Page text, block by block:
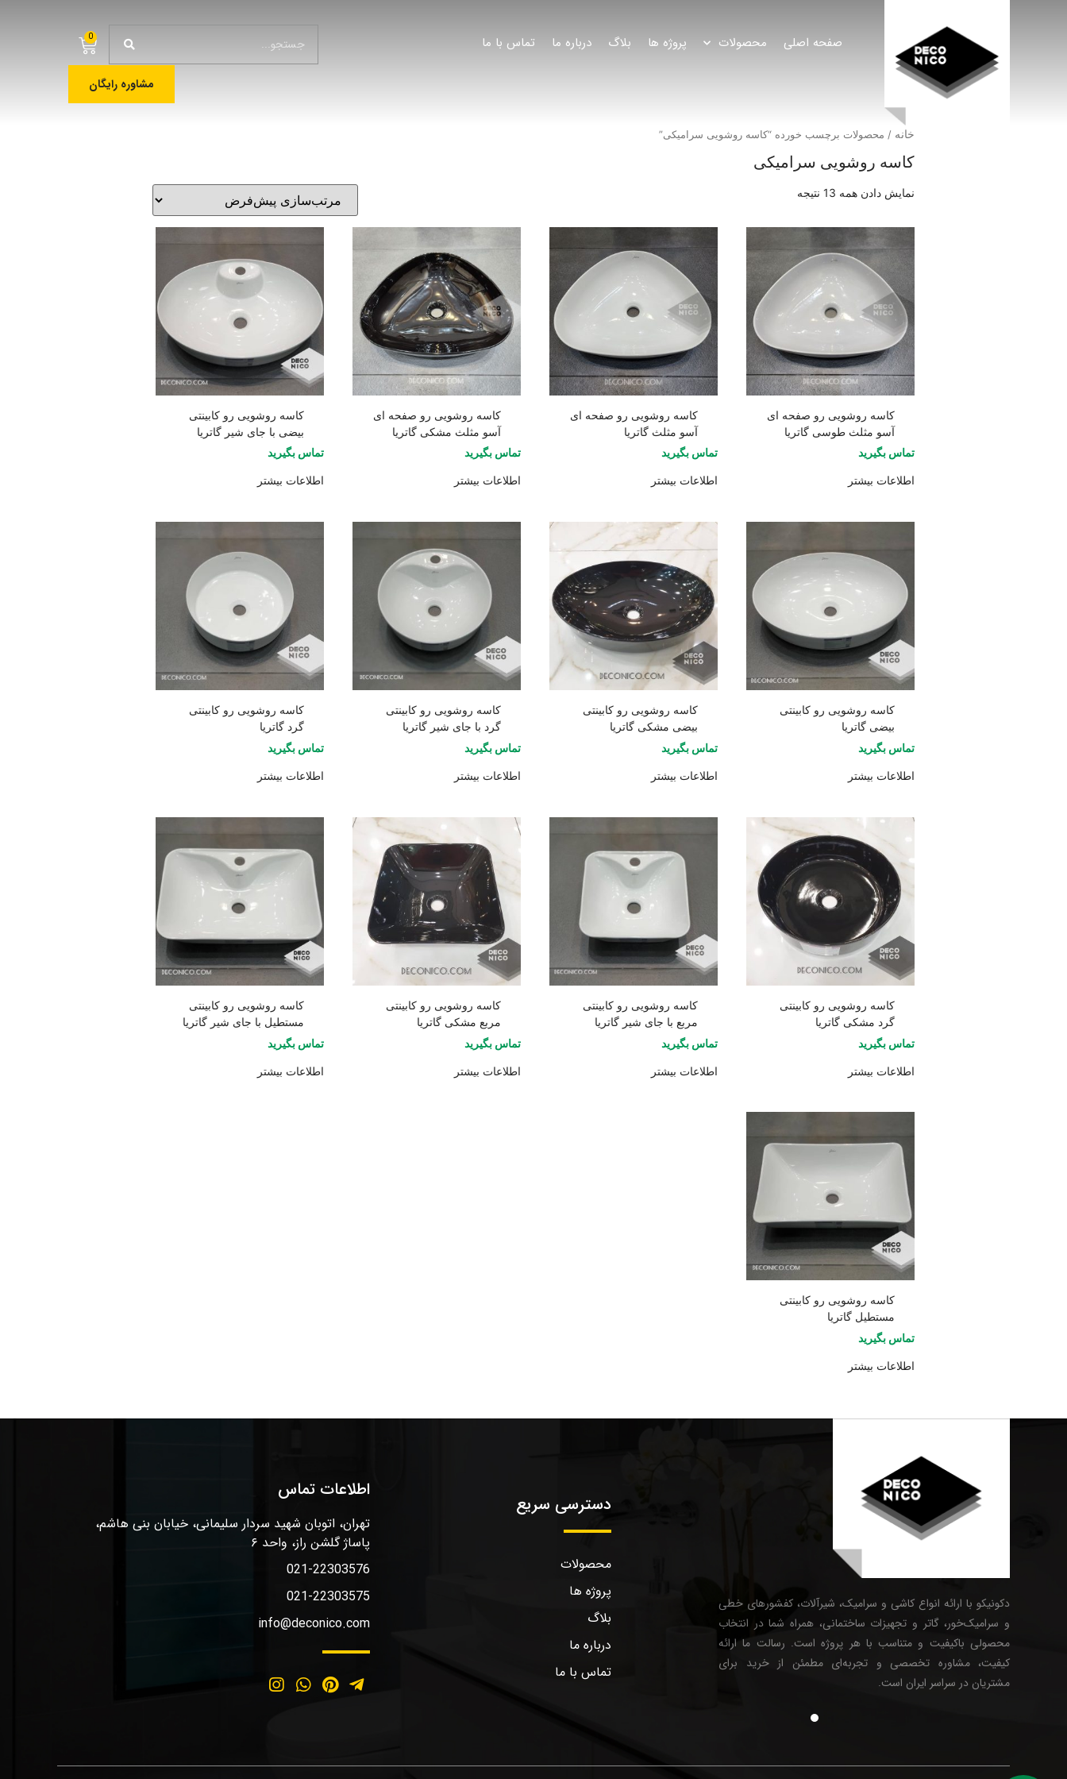
صفحه اصلی محصولات پروژه ها بلاگ درباره ما تماس با ما 0
مشاوره رایگان
خانه / محصولات برچسب خورده “کاسه روشویی سرامیکی”
کاسه روشویی سرامیکی
نمایش دادن همه 13 نتیجه
کاسه روشویی رو صفحه ای
آسو مثلث طوسی گاتریا
تماس بگیرید
اطلاعات بیشتر
کاسه روشویی رو صفحه ای
آسو مثلث گاتریا
تماس بگیرید
اطلاعات بیشتر
کاسه روشویی رو صفحه ای
آسو مثلث مشکی گاتریا
تماس بگیرید
اطلاعات بیشتر
کاسه روشویی رو کابینتی
بیضی با جای شیر گاتریا
تماس بگیرید
اطلاعات بیشتر
کاسه روشویی رو کابینتی
بیضی گاتریا
تماس بگیرید
اطلاعات بیشتر
کاسه روشویی رو کابینتی
بیضی مشکی گاتریا
تماس بگیرید
اطلاعات بیشتر
کاسه روشویی رو کابینتی
گرد با جای شیر گاتریا
تماس بگیرید
اطلاعات بیشتر
کاسه روشویی رو کابینتی
گرد گاتریا
تماس بگیرید
اطلاعات بیشتر
کاسه روشویی رو کابینتی
گرد مشکی گاتریا
تماس بگیرید
اطلاعات بیشتر
کاسه روشویی رو کابینتی
مربع با جای شیر گاتریا
تماس بگیرید
اطلاعات بیشتر
کاسه روشویی رو کابینتی
مربع مشکی گاتریا
تماس بگیرید
اطلاعات بیشتر
کاسه روشویی رو کابینتی
مستطیل با جای شیر گاتریا
تماس بگیرید
اطلاعات بیشتر
کاسه روشویی رو کابینتی
مستطیل گاتریا
تماس بگیرید
اطلاعات بیشتر
دکونیکو با ارائه انواع کاشی و سرامیک، شیرآلات، کفشورهای خطی
و سرامیک‌خور، گاتر و تجهیزات ساختمانی، همراه شما در انتخاب
محصولی باکیفیت و متناسب با هر پروژه است. رسالت ما ارائه
کیفیت، مشاوره تخصصی و تجربه‌ای مطمئن از خرید برای
مشتریان در سراسر ایران است.
دسترسی سریع
محصولات
پروژه ها
بلاگ
درباره ما
تماس با ما
اطلاعات تماس
تهران، اتوبان شهید سردار سلیمانی، خیابان بنی هاشم،
پاساژ گلشن راز، واحد ۶
021-22303576
021-22303575
info@deconico.com